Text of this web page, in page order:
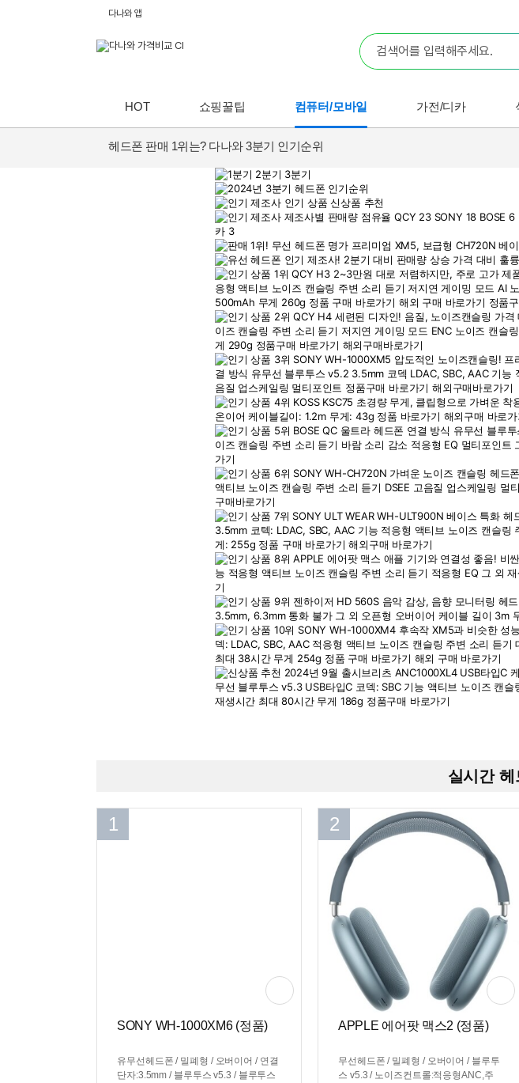
다나와 앱
HOT 쇼핑꿀팁 컴퓨터/모바일 가전/디카
헤드폰 판매 1위는? 다나와 3분기 인기순위
실시간 헤
1
SONY WH-1000XM6 (정품)
유무선헤드폰 / 밀폐형 / 오버이어 / 연결
단자:3.5mm / 블루투스 v5.3 / 블루투스
2
APPLE 에어팟 맥스2 (정품)
무선헤드폰 / 밀폐형 / 오버이어 / 블루투
스 v5.3 / 노이즈컨트롤:적응형ANC,주